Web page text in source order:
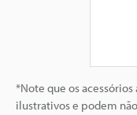
*Note que os
ilustrativos e podem